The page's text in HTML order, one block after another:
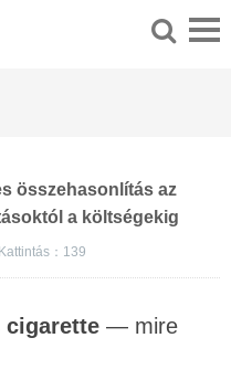
összehasonlítás az
a költségekig
Kattintás： 139
cigarette — mire